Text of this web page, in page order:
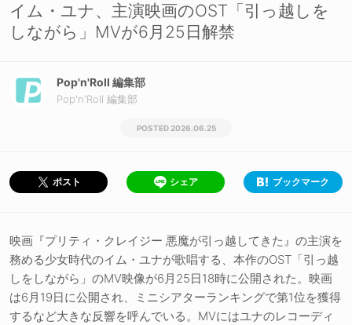
イム・ユナ、主演映画のOST「引っ越しを
しながら」MVが6月25日解禁
Pop'n'Roll 編集部
Pop'n'Roll 編集部
2026.06.25
ポスト シェア ブックマーク
映画『プリティ・クレイジー 悪魔が引っ越してきた』の主演を
務める少女時代のイム・ユナが歌唱する、本作のOST「引っ越
しをしながら」のMV映像が6月25日18時に公開された。映画
は6月19日に公開され、ミニシアターランキングで第1位を獲得
するなど大きな反響を呼んでいる。MVにはユナのレコーディ